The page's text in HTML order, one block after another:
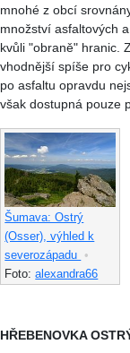
mnohé z obcí
množství asfaltových
kvůli "obraně" hranic.
vhodnější spíše pro
po asfaltu opravdu
však dostupná pouze
Šumava: Ostrý
(Osser), výhled k
severozápadu •
Foto:alexandra66
HŘEBENOVKA